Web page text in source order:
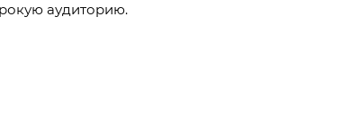
аудиторию.